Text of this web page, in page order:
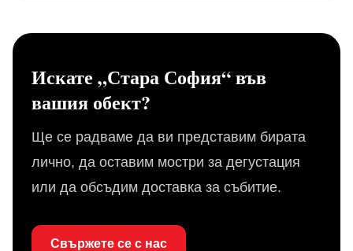
Искате „Стара София“ във
вашия обект?
Ще се радваме да ви представим бирата
лично, да оставим мостри за дегустация
или да обсъдим доставка за събитие.
Свържете се с нас